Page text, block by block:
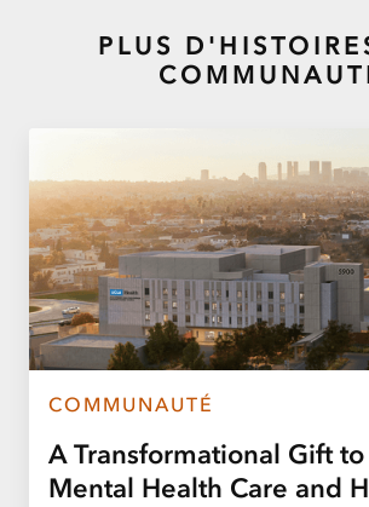
PLUS
COMMUNAUTÉ
A Transformational Gift
Mental Health Care and